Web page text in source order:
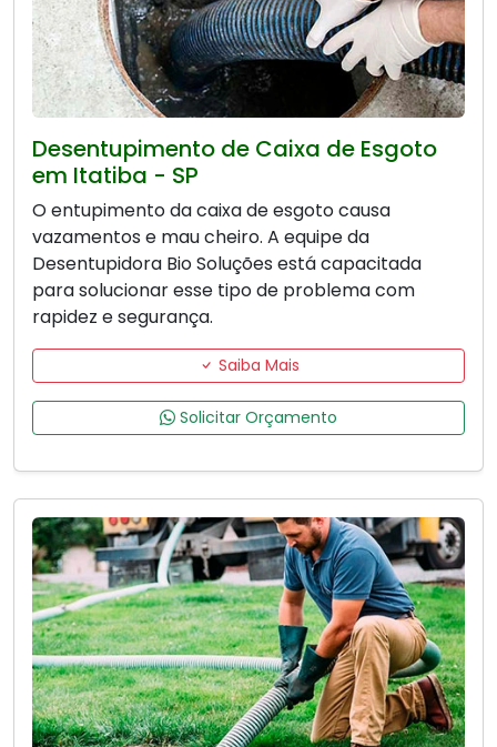
Desentupimento de Caixa de Esgoto
em Itatiba - SP
O entupimento da caixa de esgoto causa
vazamentos e mau cheiro. A equipe da
Desentupidora Bio Soluções está capacitada
para solucionar esse tipo de problema com
rapidez e segurança.
Saiba Mais
Solicitar Orçamento